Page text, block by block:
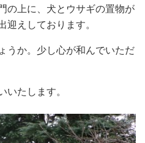
の上に、犬とウサギの置物が
えしております。
うか。少し心が和んでいただ
たします。